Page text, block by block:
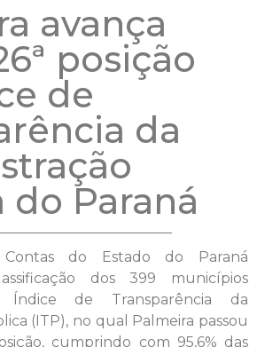
avança
posição
de
da
do Paraná
do Estado do Paraná
dos 399 municípios
Índice de Transparência da
(ITP), no qual Palmeira passou
cumprindo com 95,6% das